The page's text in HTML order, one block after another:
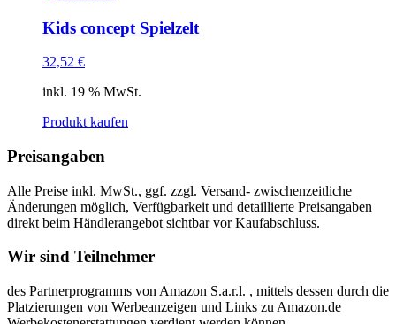
Kids concept Spielzelt
32,52 €
inkl. 19 % MwSt.
Produkt kaufen
Preisangaben
Alle Preise inkl. MwSt., ggf. zzgl. Versand- zwischenzeitliche
Änderungen möglich, Verfügbarkeit und detaillierte Preisangaben
direkt beim Händlerangebot sichtbar vor Kaufabschluss.
Wir sind Teilnehmer
des Partnerprogramms von Amazon S.a.r.l. , mittels dessen durch die
Platzierungen von Werbeanzeigen und Links zu Amazon.de